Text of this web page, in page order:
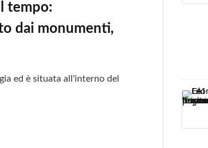
tempo:
dai monumenti,
ed è situata all'interno del